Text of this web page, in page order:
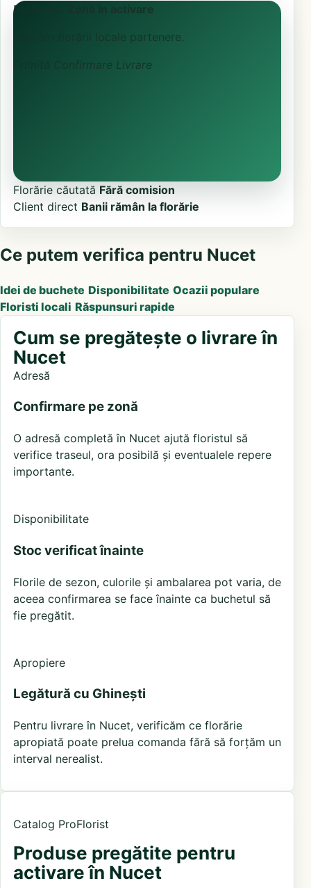
ProFlorist
Zonă în activare
Căutăm florării locale partenere.
Confirmare Livrare
Florărie căutată Fără comision
Client direct Banii rămân la florărie
Ce putem verifica pentru Nucet
Idei de buchete Disponibilitate Ocazii populare
Floristi locali Răspunsuri rapide
Cum se pregătește o livrare în
Nucet
Adresă
Confirmare pe zonă
O adresă completă în Nucet ajută floristul să
verifice traseul, ora posibilă și eventualele repere
importante.
Disponibilitate
Stoc verificat înainte
Florile de sezon, culorile și ambalarea pot varia, de
aceea confirmarea se face înainte ca buchetul să
fie pregătit.
Apropiere
Legătură cu Ghinești
Pentru livrare în Nucet, verificăm ce florărie
apropiată poate prelua comanda fără să forțăm un
interval nerealist.
Catalog ProFlorist
Produse pregătite pentru
activare în Nucet